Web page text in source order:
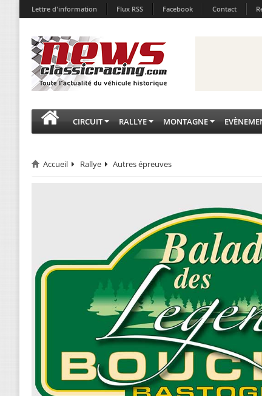
Lettre d'information Flux RSS Facebook Contact
CIRCUIT RALLYE MONTAGNE
Accueil Rallye Autres épreuves